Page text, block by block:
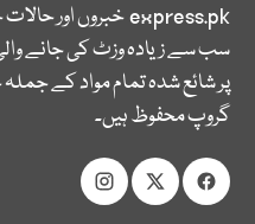
express.pkخبروں اور
سب سے زیادہ وزٹ کی جانے
پر شائع شدہ تمام مواد کے
گروپ محفوظ ہیں۔